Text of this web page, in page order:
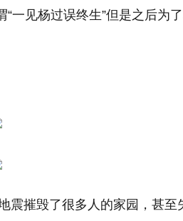
一见杨过误终生”但是之后为
震摧毁了很多人的家园，甚至